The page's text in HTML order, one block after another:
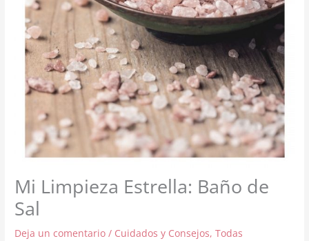
Mi Limpieza Estrella: Baño de
Sal
Deja un comentario / Cuidados y Consejos,Todas